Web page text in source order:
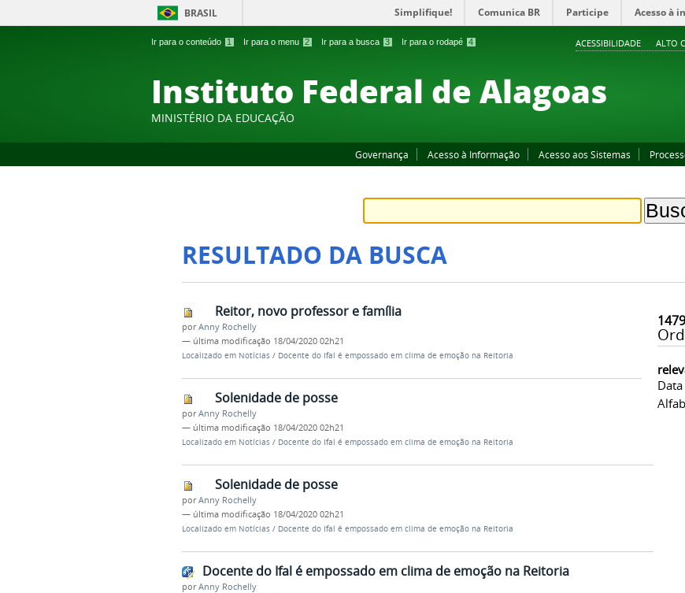
Ir para o conteúdo 1 Ir para o menu 2 Ir para a busca 3 Ir para o rodapé 4 ACESSIBILIDADE ALTO
BRASIL Simplifique! Comunica BR Participe Acesso à
Instituto Federal de Alagoas
MINISTÉRIO DA EDUCAÇÃO
Governança Acesso à Informação Acesso aos Sistemas
RESULTADO DA BUSCA
1479
Reitor, novo professor e família
porAnny Rochelly
— última modificação 18/04/2020 02h21
Localizado em Notícias / Docente do Ifal é empossado em clima de emoção na Reitoria
Solenidade de posse
porAnny Rochelly
— última modificação 18/04/2020 02h21
Localizado em Notícias / Docente do Ifal é empossado em clima de emoção na Reitoria
Solenidade de posse
porAnny Rochelly
— última modificação 18/04/2020 02h21
Localizado em Notícias / Docente do Ifal é empossado em clima de emoção na Reitoria
Docente do Ifal é empossado em clima de emoção na Reitoria
porAnny Rochelly